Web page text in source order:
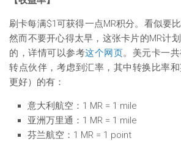
刷卡每满$1可获得一点MR积分。看似要
然而不要开心得太早，这张卡片的MR计
的，详情可以参考这个网页。美元卡一共
转点伙伴，考虑到汇率，其中转换比率
更好）的有：
意大利航空：1 MR = 1 mile
亚洲万里通：1 MR = 1 mile
芬兰航空：1 MR = 1 point